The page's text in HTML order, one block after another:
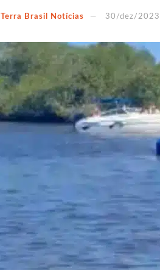
Terra Brasil Notícias 30/dez/2023